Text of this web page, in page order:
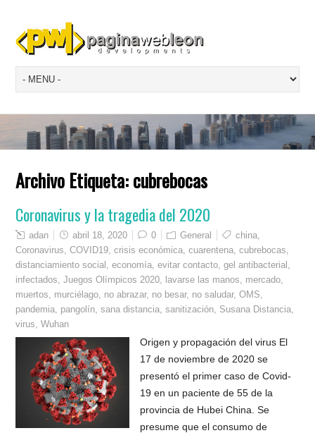
Archivo Etiqueta:cubrebocas
Coronavirus y la tragedia del 2020
adan abril 18, 2020 0 General china
Coronavirus ,COVID19 ,crisis económica ,cuarentena ,cubrebocas
distanciamiento social
,economía ,evitar contacto ,gel antibacterial
infectados ,Juegos Olímpicos 2020 lavarse las manos mercado
muertos
murciélago no abrazar, no besar, no saludar,OMS
pandemia pangolín ,sana distancia ,sanitización Susana Distancia
virus ,Wuhan
Origen y propagación del virus El
17 de noviembre de 2020 se
presentó el primer caso de Covid-
19 en un paciente de 55 de la
provincia de Hubei China. Se
presume que el consumo de